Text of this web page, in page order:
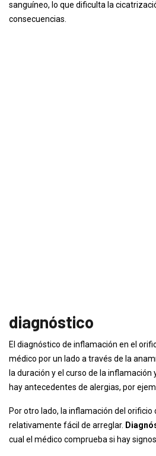
sanguíneo, lo que dificulta la
consecuencias.
diagnóstico
El diagnóstico de inflamación en el
médico por un lado a través de la
la duración y el curso de la
hay antecedentes de alergias, por
Por otro lado, la inflamación del orificio
relativamente fácil de arreglar.
cual el médico comprueba si hay